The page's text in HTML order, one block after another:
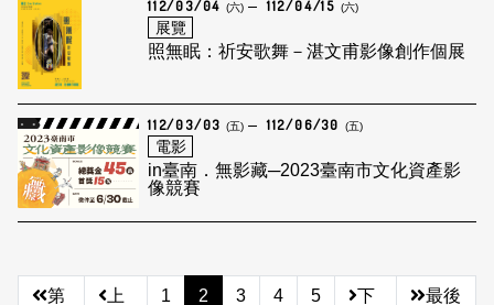
112/03/04 (六) 112/04/15 (六)
展覽
照無眠：祈安歌舞－湛文甫影像創作個展
112/03/03 (五) 112/06/30 (五)
電影
in臺南．無影藏─2023臺南市文化資產影
像競賽
第
上
1 2 3 4 5
下
最後